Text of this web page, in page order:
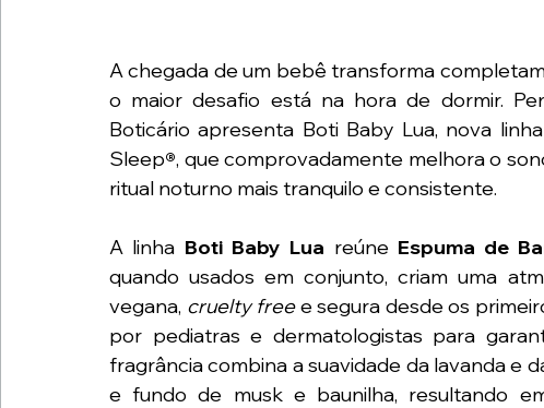
A chegada de um bebê transforma
o maior desafio está na hora de dormir.
Boticário apresenta Boti Baby Lua, nova
Sleep®, que comprovadamente melhora o
ritual noturno mais tranquilo e consistente.
A linha Boti Baby Lua reúne Espuma de
quando usados em conjunto, criam uma
vegana, cruelty free e segura desde os
por pediatras e dermatologistas para
fragrância combina a suavidade da lavanda e
e fundo de musk e baunilha, resultando